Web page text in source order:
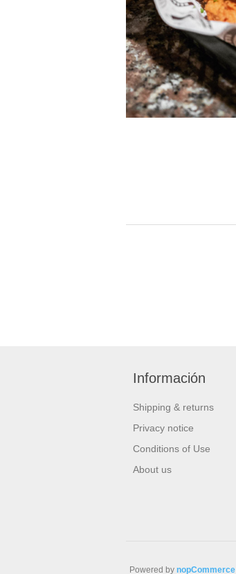
Información
Shipping & returns
Privacy notice
Conditions of Use
About us
Powered by nopCommerce